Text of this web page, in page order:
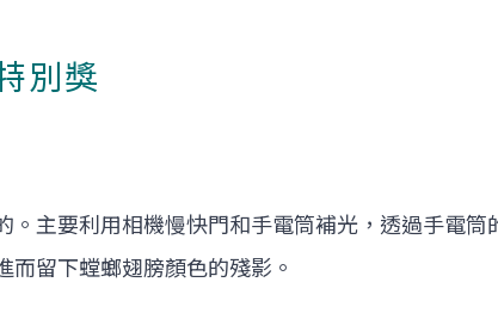
別獎
主要利用相機慢快門和手電筒補光，透過手電
留下螳螂翅膀顏色的殘影。